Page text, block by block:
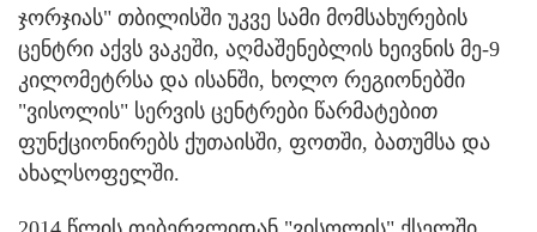
ჯორჯიას" თბილისში უკვე სამი მომსახურების
ცენტრი აქვს ვაკეში, აღმაშენებლის ხეივნის მე-9
კილომეტრსა და ისანში, ხოლო რეგიონებში
"ვისოლის" სერვის ცენტრები წარმატებით
ფუნქციონირებს ქუთაისში, ფოთში, ბათუმსა და
ახალსოფელში.